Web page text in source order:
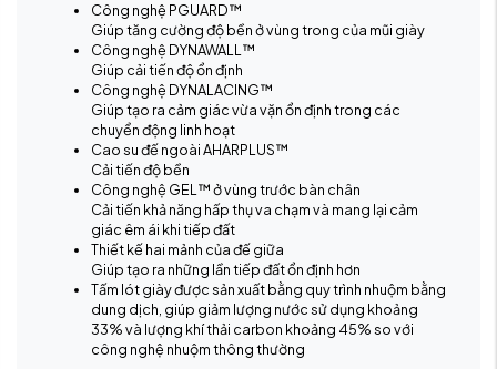
Công nghệ PGUARD™
Giúp tăng cường độ bền ở vùng trong của mũi giày
Công nghệ DYNAWALL™
Giúp cải tiến độ ổn định
Công nghệ DYNALACING™
Giúp tạo ra cảm giác vừa vặn ổn định trong các
chuyển động linh hoạt
Cao su đế ngoài AHARPLUS™
Cải tiến độ bền
Công nghệ GEL™ ở vùng trước bàn chân
Cải tiến khả năng hấp thụ va chạm và mang lại cảm
giác êm ái khi tiếp đất
Thiết kế hai mảnh của đế giữa
Giúp tạo ra những lần tiếp đất ổn định hơn
Tấm lót giày được sản xuất bằng quy trình nhuộm bằng
dung dịch, giúp giảm lượng nước sử dụng khoảng
33% và lượng khí thải carbon khoảng 45% so với
công nghệ nhuộm thông thường